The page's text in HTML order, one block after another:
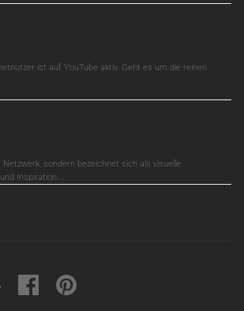
ist auf YouTube aktiv. Geht es um die reinen
sondern bezeichnet sich als visuelle
Inspiration.…
Facebookpinterest